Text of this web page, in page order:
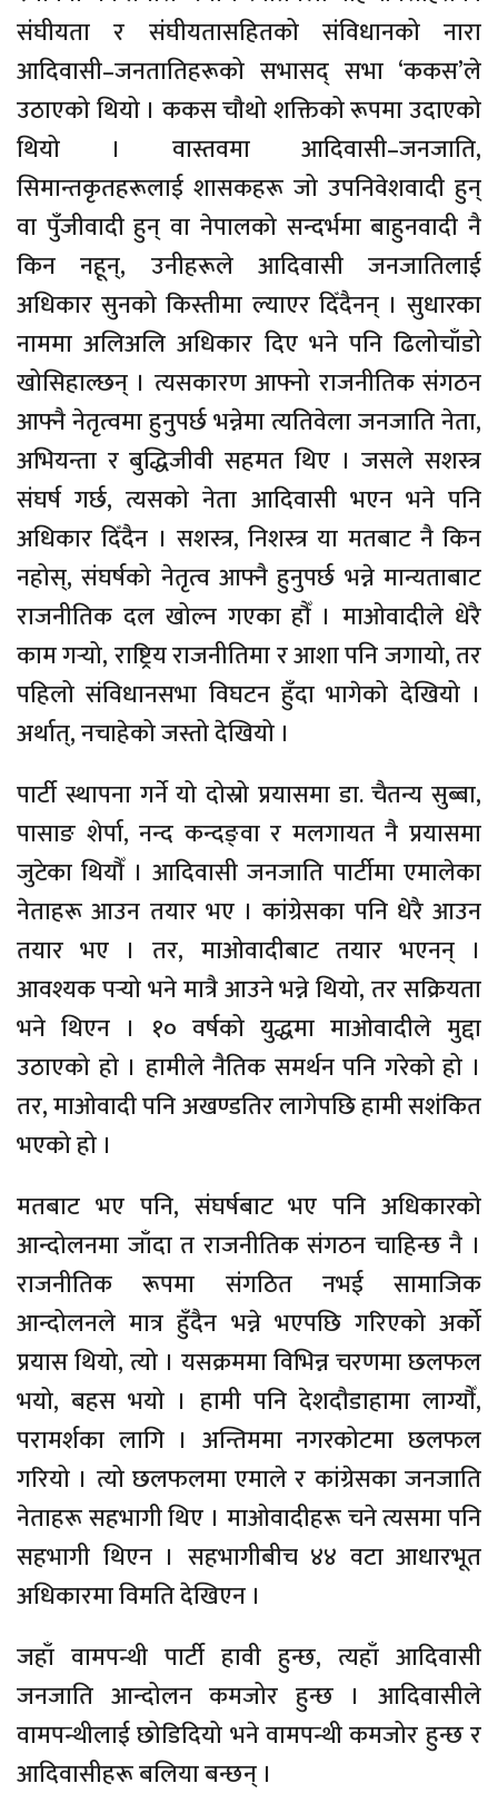
संघीयता र संघीयतासहितको संविधानको नारा
आदिवासी–जनतातिहरूको सभासद् सभा ‘ककस’ले
उठाएको थियो । ककस चौथो शक्तिको रूपमा उदाएको
थियो । वास्तवमा आदिवासी–जनजाति,
सिमान्तकृतहरूलाई शासकहरू जो उपनिवेशवादी हुन्
वा पुँजीवादी हुन् वा नेपालको सन्दर्भमा बाहुनवादी नै
किन नहून्, उनीहरूले आदिवासी जनजातिलाई
अधिकार सुनको किस्तीमा ल्याएर दिँदैनन् । सुधारका
नाममा अलिअलि अधिकार दिए भने पनि ढिलोचाँडो
खोसिहाल्छन् । त्यसकारण आफ्नो राजनीतिक संगठन
आफ्नै नेतृत्वमा हुनुपर्छ भन्नेमा त्यतिवेला जनजाति नेता,
अभियन्ता र बुद्धिजीवी सहमत थिए । जसले सशस्त्र
संघर्ष गर्छ, त्यसको नेता आदिवासी भएन भने पनि
अधिकार दिँदैन । सशस्त्र, निशस्त्र या मतबाट नै किन
नहोस्, संघर्षको नेतृत्व आफ्नै हुनुपर्छ भन्ने मान्यताबाट
राजनीतिक दल खोल्न गएका हौँ । माओवादीले धेरै
काम गर्‍यो, राष्ट्रिय राजनीतिमा र आशा पनि जगायो, तर
पहिलो संविधानसभा विघटन हुँदा भागेको देखियो ।
अर्थात्, नचाहेको जस्तो देखियो ।
पार्टी स्थापना गर्ने यो दोस्रो प्रयासमा डा. चैतन्य सुब्बा,
पासाङ शेर्पा, नन्द कन्दङ्वा र मलगायत नै प्रयासमा
जुटेका थियौँ । आदिवासी जनजाति पार्टीमा एमालेका
नेताहरू आउन तयार भए । कांग्रेसका पनि धेरै आउन
तयार भए । तर, माओवादीबाट तयार भएनन् ।
आवश्यक पर्‍यो भने मात्रै आउने भन्ने थियो, तर सक्रियता
भने थिएन । १० वर्षको युद्धमा माओवादीले मुद्दा
उठाएको हो । हामीले नैतिक समर्थन पनि गरेको हो ।
तर, माओवादी पनि अखण्डतिर लागेपछि हामी सशंकित
भएको हो ।
मतबाट भए पनि, संघर्षबाट भए पनि अधिकारको
आन्दोलनमा जाँदा त राजनीतिक संगठन चाहिन्छ नै ।
राजनीतिक रूपमा संगठित नभई सामाजिक
आन्दोलनले मात्र हुँदैन भन्ने भएपछि गरिएको अर्को
प्रयास थियो, त्यो । यसक्रममा विभिन्न चरणमा छलफल
भयो, बहस भयो । हामी पनि देशदौडाहामा लाग्याैँ,
परामर्शका लागि । अन्तिममा नगरकोटमा छलफल
गरियो । त्यो छलफलमा एमाले र कांग्रेसका जनजाति
नेताहरू सहभागी थिए । माओवादीहरू चने त्यसमा पनि
सहभागी थिएन । सहभागीबीच ४४ वटा आधारभूत
अधिकारमा विमति देखिएन ।
जहाँ वामपन्थी पार्टी हावी हुन्छ, त्यहाँ आदिवासी
जनजाति आन्दोलन कमजोर हुन्छ । आदिवासीले
वामपन्थीलाई छोडिदियो भने वामपन्थी कमजोर हुन्छ र
आदिवासीहरू बलिया बन्छन् ।